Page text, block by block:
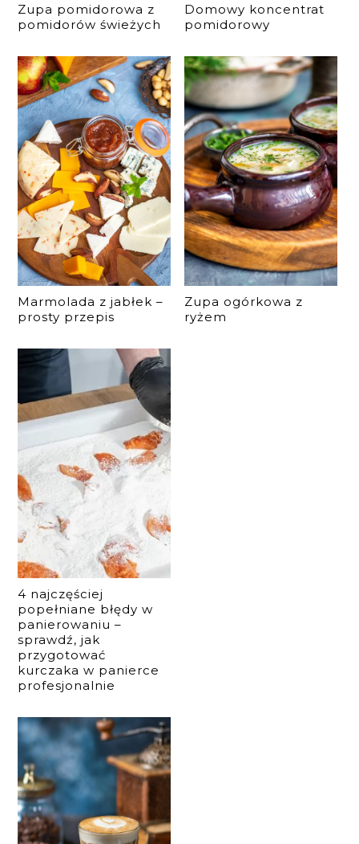
Zupa pomidorowa z
pomidorów świeżych
Domowy koncentrat
pomidorowy
Marmolada z jabłek –
prosty przepis
Zupa ogórkowa z
ryżem
4 najczęściej
popełniane błędy w
panierowaniu –
sprawdź, jak
przygotować
kurczaka w panierce
profesjonalnie